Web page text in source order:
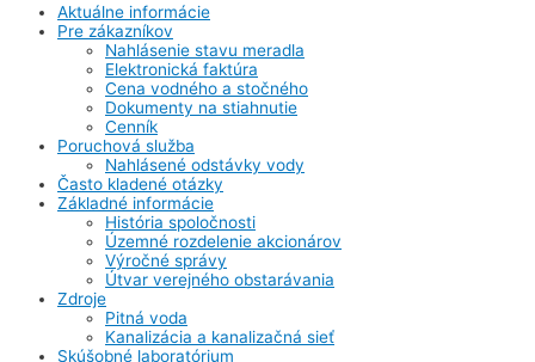
Aktuálne informácie
Pre zákazníkov
Nahlásenie stavu meradla
Elektronická faktúra
Cena vodného a stočného
Dokumenty na stiahnutie
Cenník
Poruchová služba
Nahlásené odstávky vody
Často kladené otázky
Základné informácie
História spoločnosti
Územné rozdelenie akcionárov
Výročné správy
Útvar verejného obstarávania
Zdroje
Pitná voda
Kanalizácia a kanalizačná sieť
Skúšobné laboratórium